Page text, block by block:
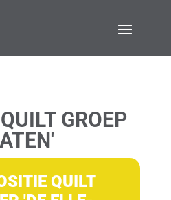
GROEP
QUILT